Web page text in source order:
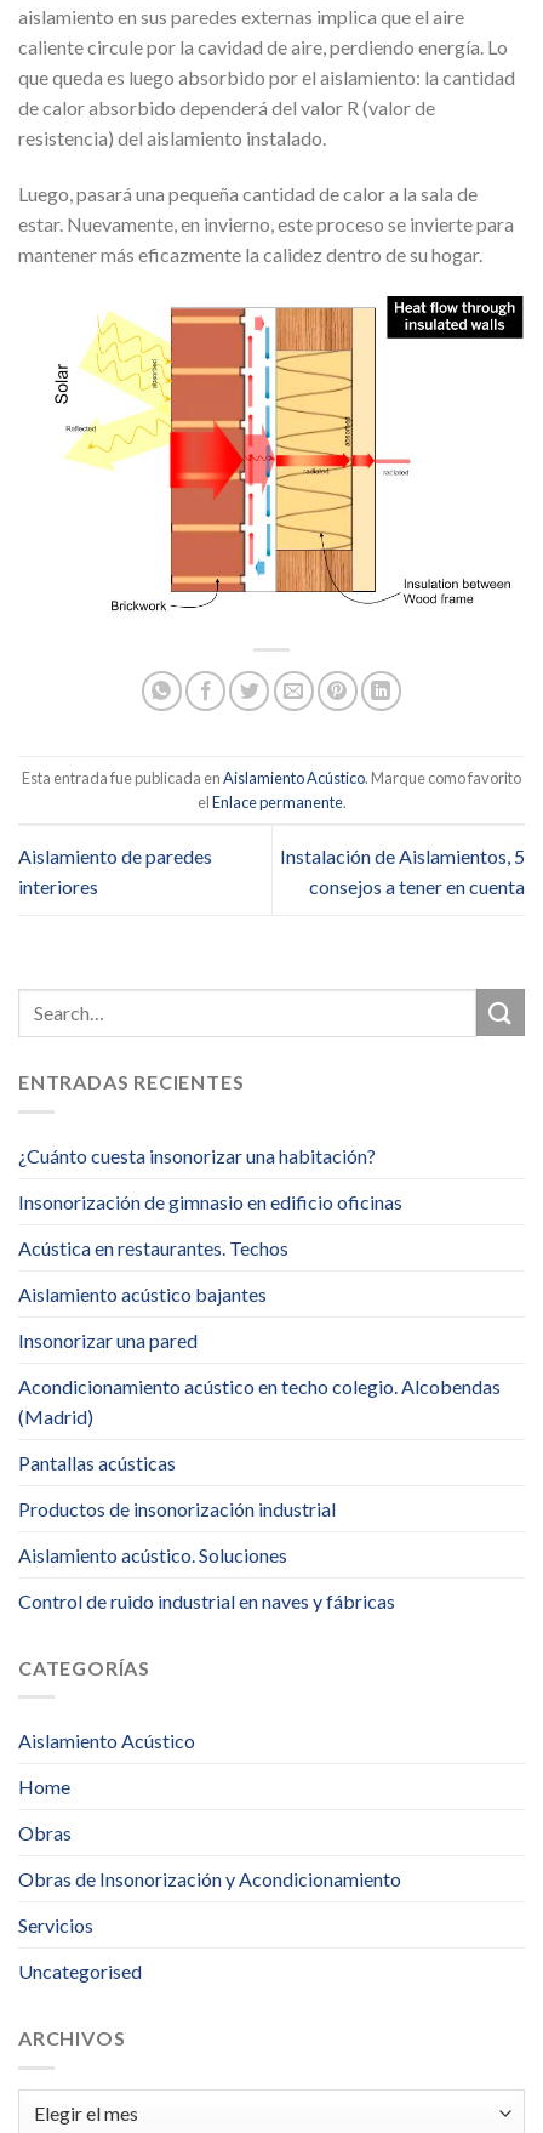
aislamiento en sus paredes externas implica que el aire
caliente circule por la cavidad de aire, perdiendo energía. Lo
que queda es luego absorbido por el aislamiento: la cantidad
de calor absorbido dependerá del valor R (valor de
resistencia) del aislamiento instalado.
Luego, pasará una pequeña cantidad de calor a la sala de
estar. Nuevamente, en invierno, este proceso se invierte para
mantener más eficazmente la calidez dentro de su hogar.
Esta entrada fue publicada enAislamiento Acústico. Marque como favorito
elEnlace permanente.
Aislamiento de paredes
interiores
Instalación de Aislamientos, 5
consejos a tener en cuenta
ENTRADAS RECIENTES
¿Cuánto cuesta insonorizar una habitación?
Insonorización de gimnasio en edificio oficinas
Acústica en restaurantes. Techos
Aislamiento acústico bajantes
Insonorizar una pared
Acondicionamiento acústico en techo colegio. Alcobendas
(Madrid)
Pantallas acústicas
Productos de insonorización industrial
Aislamiento acústico. Soluciones
Control de ruido industrial en naves y fábricas
CATEGORÍAS
Aislamiento Acústico
Home
Obras
Obras de Insonorización y Acondicionamiento
Servicios
Uncategorised
ARCHIVOS